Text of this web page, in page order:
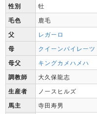
性別 牡
毛色 鹿毛
父 レガーロ
母 クイーンパイレーツ
母父 キングカメハメハ
調教師 大久保龍志
生産者 ノースヒルズ
馬主 寺田寿男